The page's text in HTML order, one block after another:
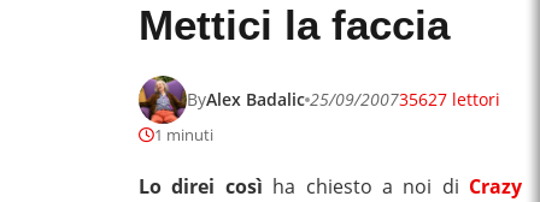
Mettici la faccia
ByAlex Badalic 25/09/200735627 lettori
1 minuti
Lo direi così ha chiesto a noi di Crazy